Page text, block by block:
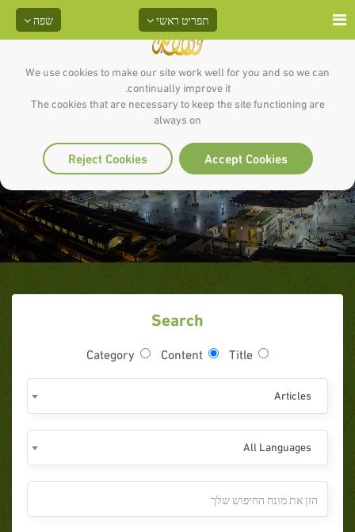
We use cookies to make our site work well for you and so we can
continually improve it.
The cookies that are necessary to keep the site functioning are
always on
Accept Cookies
Reject Cookies
שפה תפריט ראשי
מה זה חדית’ ?
Search
Title
Content
Category
Articles
All Languages